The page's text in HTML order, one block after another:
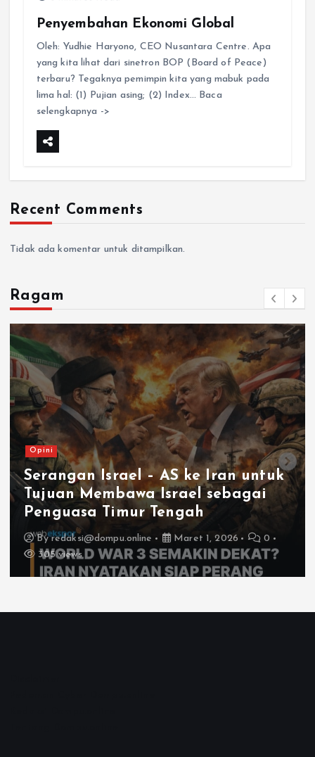
Penyembahan Ekonomi Global
Oleh: Yudhie Haryono, CEO Nusantara Centre. Apa
yang kita lihat dari sinetron BOP (Board of Peace)
terbaru? Tegaknya pemimpin kita yang mabuk pada
lima hal: (1) Pujian asing; (2) Index… Baca
selengkapnya ->
Recent Comments
Tidak ada komentar untuk ditampilkan.
Ragam
Opini
Serangan Israel – AS ke Iran untuk
Tujuan Membawa Israel sebagai
Penguasa Timur Tengah
Byredaksi@dompu.online Maret 1, 2026
0
305 views